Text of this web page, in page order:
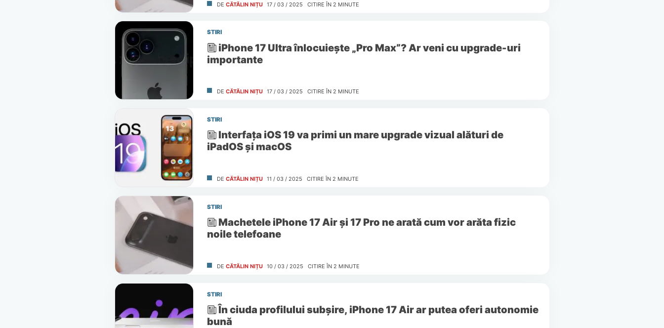
DE CĂTĂLIN NIȚU 17 / 03 / 2025 CITIRE ÎN 2 MINUTE
STIRI
iPhone 17 Ultra înlocuiește „Pro Max”? Ar veni cu upgrade-uri
importante
DE CĂTĂLIN NIȚU 17 / 03 / 2025 CITIRE ÎN 2 MINUTE
STIRI
Interfața iOS 19 va primi un mare upgrade vizual alături de
iPadOS și macOS
DE CĂTĂLIN NIȚU 11 / 03 / 2025 CITIRE ÎN 2 MINUTE
STIRI
Machetele iPhone 17 Air și 17 Pro ne arată cum vor arăta fizic
noile telefoane
DE CĂTĂLIN NIȚU 10 / 03 / 2025 CITIRE ÎN 2 MINUTE
STIRI
În ciuda profilului subșire, iPhone 17 Air ar putea oferi autonomie
bună